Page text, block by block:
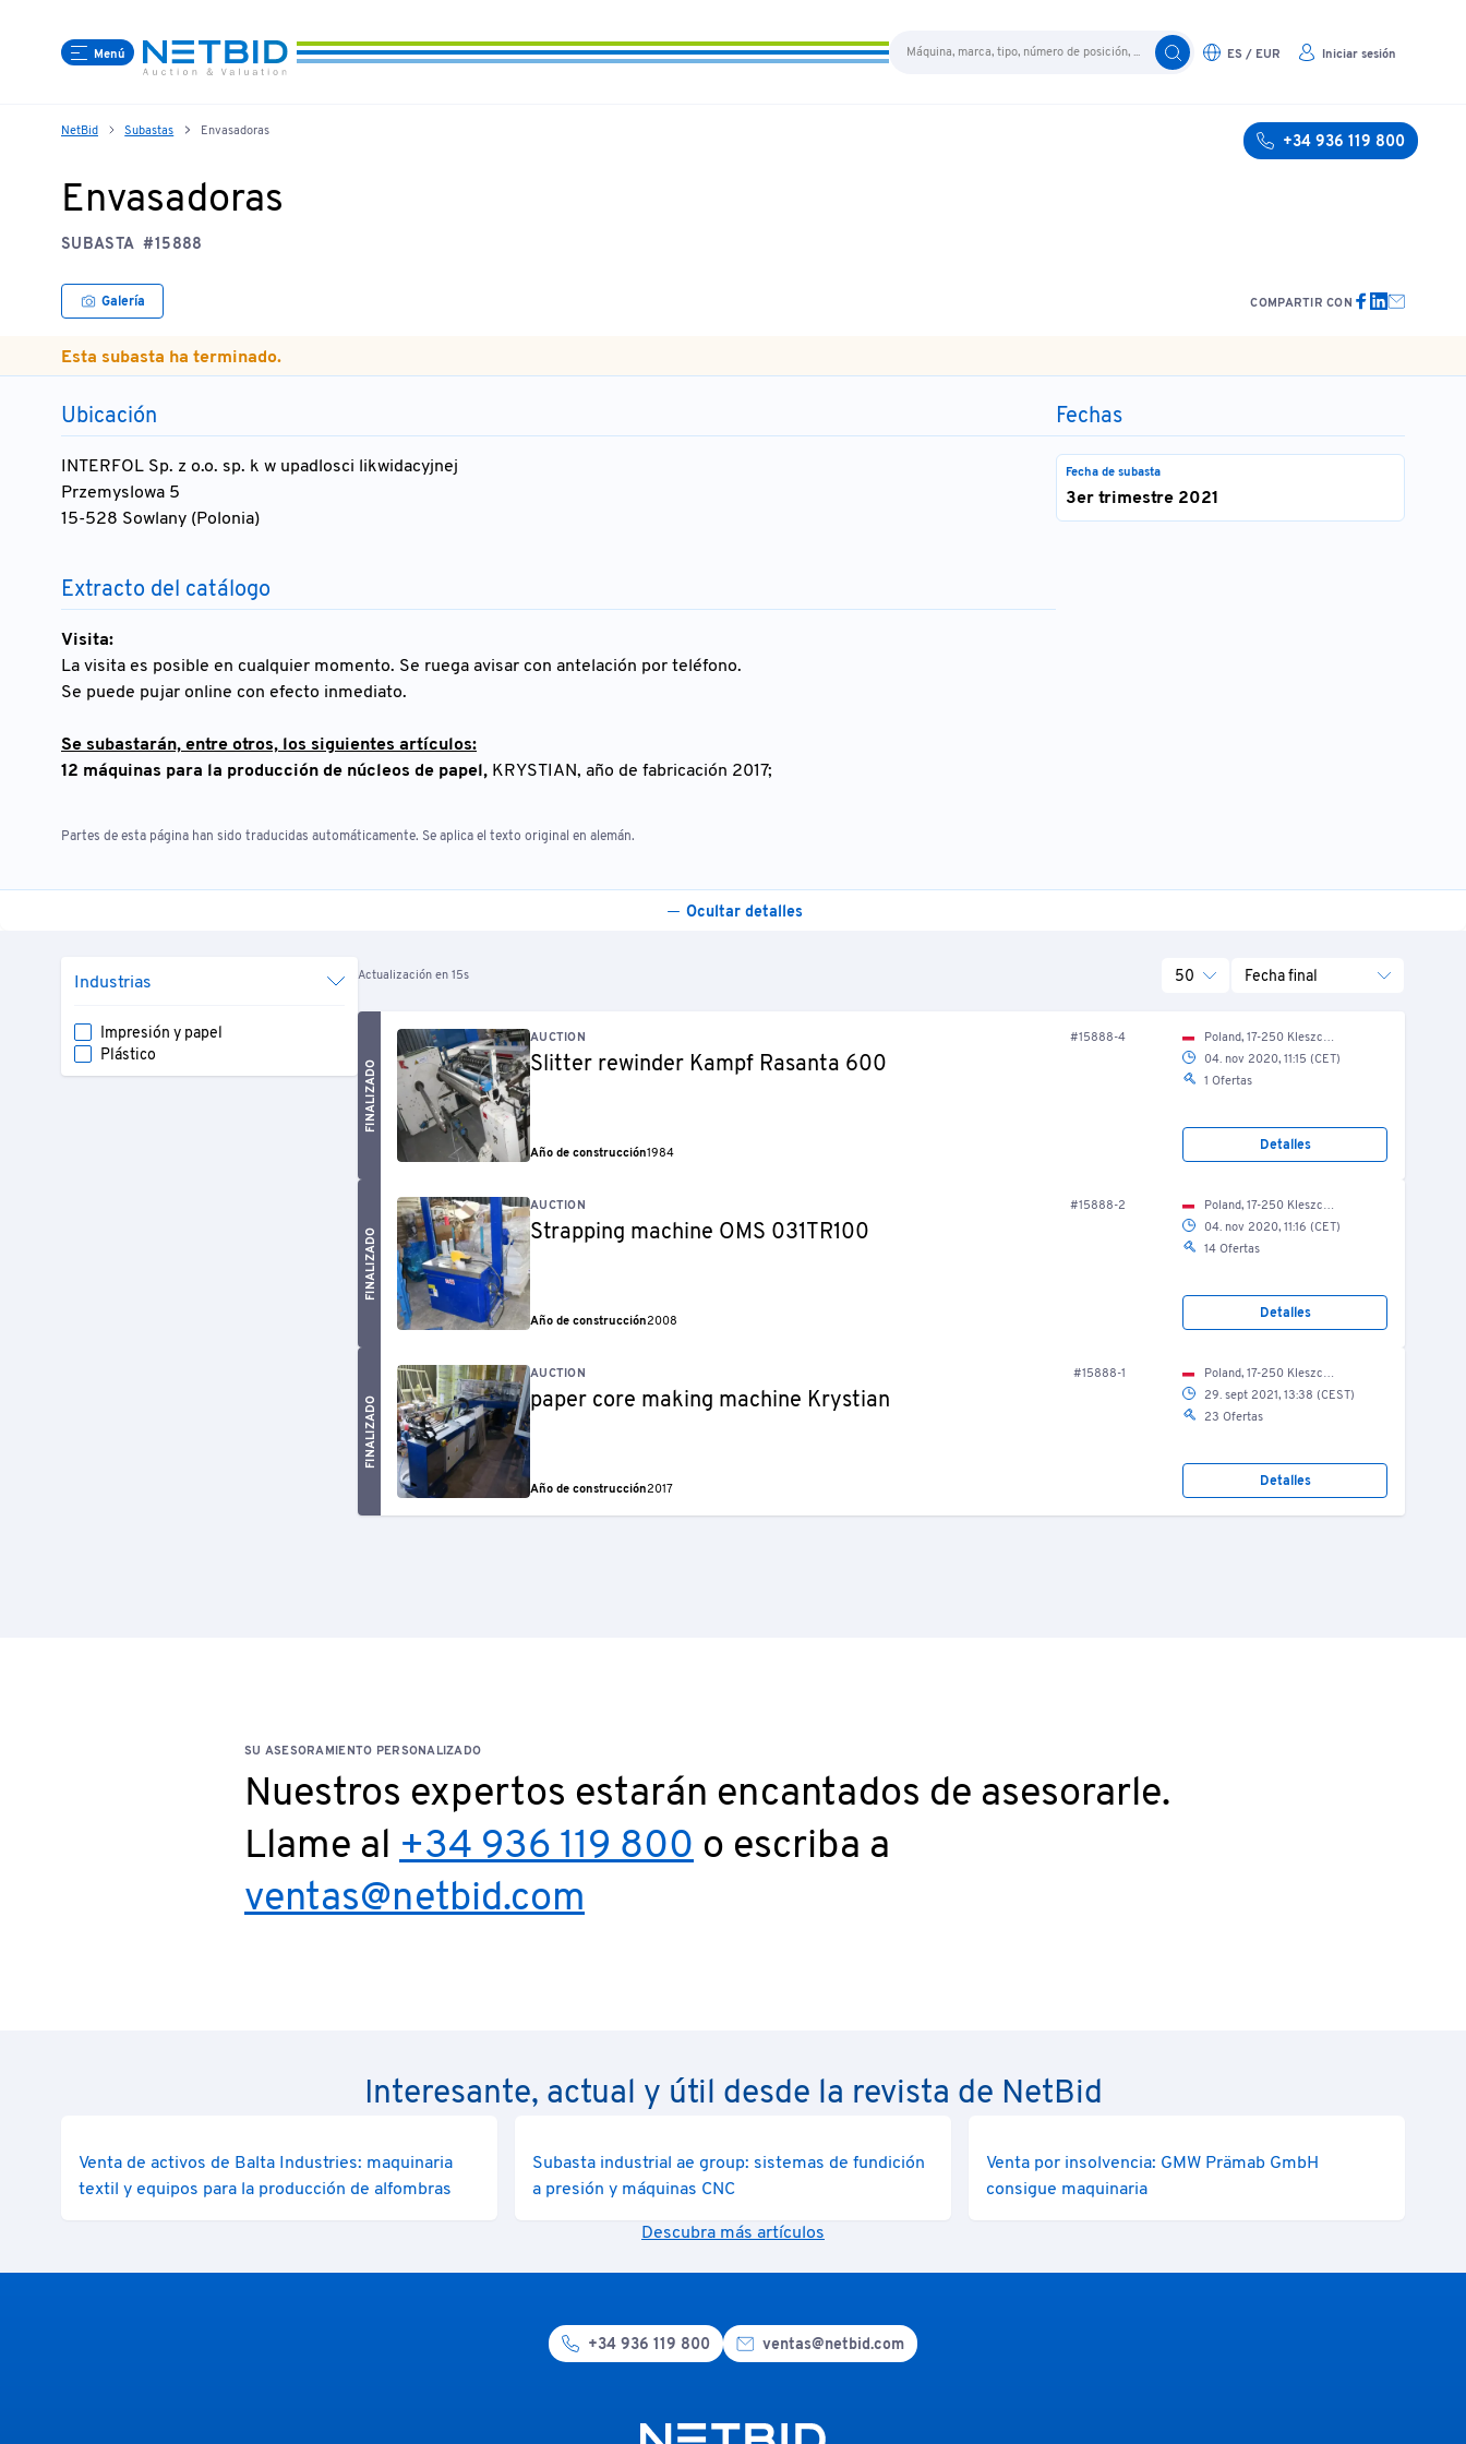
Menú ES / EUR Iniciar sesión
NetBid Subastas Envasadoras
+34 936 119 800
Envasadoras
SUBASTA #15888
Galería COMPARTIR CON
Esta subasta ha terminado.
Fechas
Fecha de subasta
3er trimestre 2021
Ubicación
INTERFOL Sp. z o.o. sp. k w upadlosci likwidacyjnej
Przemyslowa 5
15-528 Sowlany (Polonia)
Extracto del catálogo
Visita:
La visita es posible en cualquier momento. Se ruega avisar con antelación por teléfono.
Se puede pujar online con efecto inmediato.
Se subastarán, entre otros, los siguientes artículos:
12 máquinas para la producción de núcleos de papel, KRYSTIAN, año de fabricación 2017;
Partes de esta página han sido traducidas automáticamente. Se aplica el texto original en alemán.
Ocultar detalles
Industrias
Impresión y papel
Plástico
Actualización en 15s 50 Fecha final
FINALIZADO
AUCTION #15888-4
Slitter rewinder Kampf Rasanta 600
Año de construcción1984
Poland, 17-250 Kleszczele
04. nov 2020, 11:15 (CET)
1 Ofertas
Detalles
FINALIZADO
AUCTION #15888-2
Strapping machine OMS 031TR100
Año de construcción2008
Poland, 17-250 Kleszczele
04. nov 2020, 11:16 (CET)
14 Ofertas
Detalles
FINALIZADO
AUCTION #15888-1
paper core making machine Krystian
Año de construcción2017
Poland, 17-250 Kleszczele
29. sept 2021, 13:38 (CEST)
23 Ofertas
Detalles
SU ASESORAMIENTO PERSONALIZADO
Nuestros expertos estarán encantados de asesorarle.
Llame al +34 936 119 800 o escriba a
ventas@netbid.com
Interesante, actual y útil desde la revista de NetBid
Venta de activos de Balta Industries: maquinaria
textil y equipos para la producción de alfombras
Subasta industrial ae group: sistemas de fundición
a presión y máquinas CNC
Venta por insolvencia: GMW Prämab GmbH
consigue maquinaria
Descubra más artículos
+34 936 119 800 ventas@netbid.com